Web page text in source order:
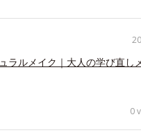
ラルメイク｜大人の学び直し
0